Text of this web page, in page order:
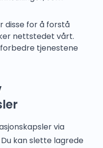
disse for å forstå
nettstedet vårt.
tjenestene
via
kan slette lagrede